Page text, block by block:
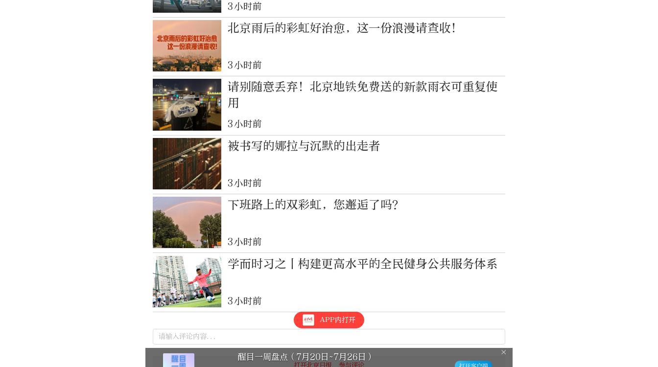
3小时前
北京雨后的彩虹好治愈，这一份浪漫请查收！
3小时前
请别随意丢弃！北京地铁免费送的新款雨衣可重复使
用
3小时前
被书写的娜拉与沉默的出走者
3小时前
下班路上的双彩虹，您邂逅了吗？
3小时前
学而时习之丨构建更高水平的全民健身公共服务体系
3小时前
APP内打开
醒目一周盘点（7月20日~7月26日）